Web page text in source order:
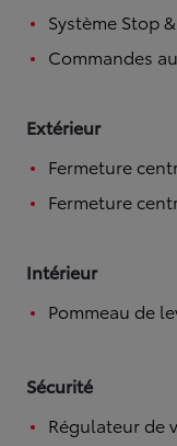
Système Stop
Commandes
Extérieur
Fermeture
Fermeture
Intérieur
Pommeau de
Sécurité
Régulateur de